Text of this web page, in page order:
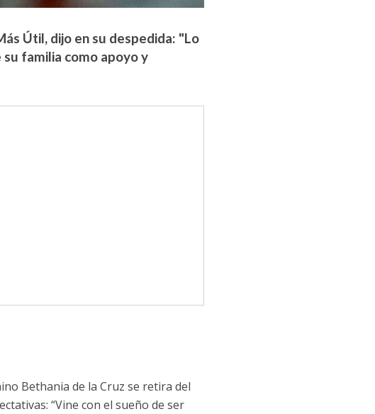
Útil, dijo en su despedida: "Lo
familia como apoyo y
Bethania de la Cruz se retira del
“Vine con el sueño de ser